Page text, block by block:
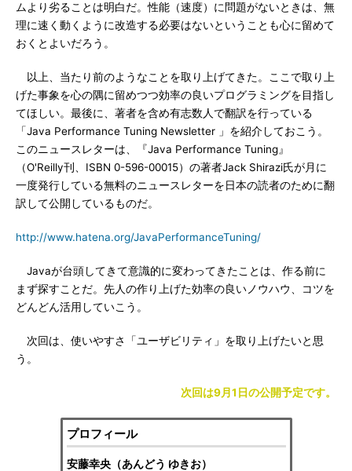
ムより劣ることは明白だ。性能（速度）に問題がないときは、無
理に速く動くように改造する必要はないということも心に留めて
おくとよいだろう。
以上、当たり前のようなことを取り上げてきた。ここで取り上
げた事象を心の隅に留めつつ効率の良いプログラミングを目指し
てほしい。最後に、著者を含め有志数人で翻訳を行っている
「Java Performance Tuning Newsletter 」を紹介しておこう。
このニュースレターは、『Java Performance Tuning』
（O'Reilly刊、ISBN 0-596-00015）の著者Jack Shirazi氏が月に
一度発行している無料のニュースレターを日本の読者のために翻
訳して公開しているものだ。
http://www.hatena.org/JavaPerformanceTuning/
Javaが台頭してきて意識的に変わってきたことは、作る前に
まず探すことだ。先人の作り上げた効率の良いノウハウ、コツを
どんどん活用していこう。
次回は、使いやすさ「ユーザビリティ」を取り上げたいと思
う。
次回は9月1日の公開予定です。
プロフィール
安藤幸央（あんどう ゆきお）